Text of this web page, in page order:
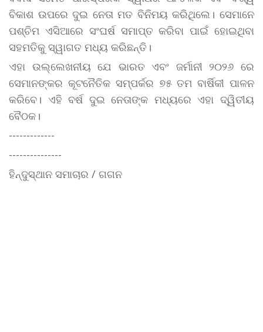
ବିକାଶ ଉପରେ ଦୁଇ ନେତା ମତ ବିନିମୟ କରିଥିଲେ। ସେମାନେ
ପଶ୍ଚିମ ଏସିଆରେ ସଂଘର୍ଷ ସମାପ୍ତ କରିବା ପାଇଁ ହୋଇଥିବା
ସହମତିକୁ ସ୍ୱାଗତ ମଧ୍ୟ କରିଛନ୍ତି।
ଏହା ଉଲ୍ଲେଖନୀୟ ଯେ ଭାରତ ଏବଂ ଜର୍ମାନୀ ୨୦୨୬ ରେ
ସେମାନଙ୍କର କୂଟନୈତିକ ସମ୍ପର୍କର ୭୫ ତମ ବାର୍ଷିକୀ ପାଳନ
କରିବେ। ଏହି ବର୍ଷ ଦୁଇ ନେତାଙ୍କ ମଧ୍ୟରେ ଏହା ଦ୍ୱିତୀୟ
ବୈଠକ।
-------------
---------------
ହିନ୍ଦୁସ୍ଥାନ ସମାଚାର / ଗଗନ